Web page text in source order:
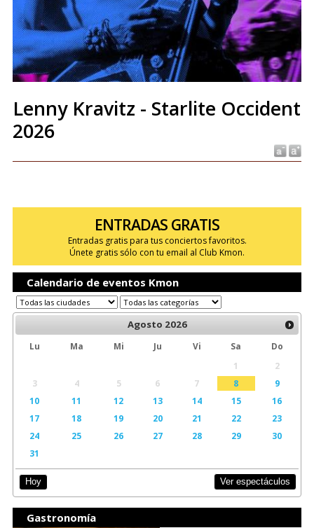
Lenny Kravitz - Starlite Occident
2026
ENTRADAS GRATIS
Entradas gratis para tus conciertos favoritos.
Únete gratis sólo con tu email al Club Kmon.
Calendario de eventos Kmon
Agosto 2026
Lu Ma Mi Ju Vi Sa
Do
1
2
3
4 5 6 7 8
9
10
11 12 13 14 15
16
17
18 19 20 21 22
23
24
25 26 27 28 29
30
31
Hoy Ver espectáculos
Gastronomía